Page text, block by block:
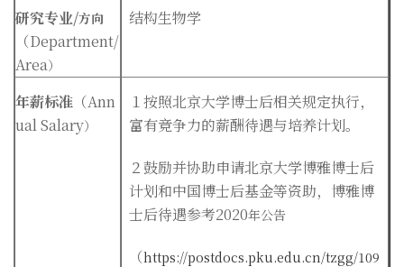
研究专业/方向
（Department/
Area）
结构生物学
年薪标准 （Ann
ual Salary）
１按照北京大学博士后相关规定执行，
富有竞争力的薪酬待遇与培养计划。
２鼓励并协助申请北京大学博雅博士后
计划和中国博士后基金等资助，博雅博
士后待遇参考2020年公告
（https://postdocs.pku.edu.cn/tzgg/109